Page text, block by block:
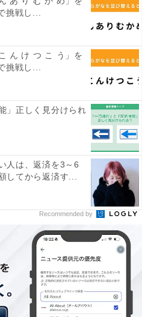
挑戦し...
ん け つ こ う」を
挑戦し...
」正しく見分けられ
人は、返済を3～6
してから返済す...
Recommended by